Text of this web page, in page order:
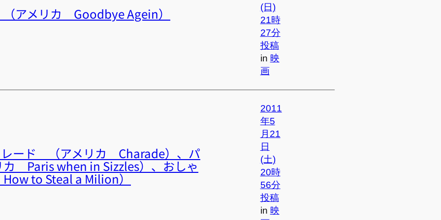
アメリカ Goodbye Agein）
(日)
21時
27分
投稿
in 映
画
ード （アメリカ Charade）、パ
Paris when in Sizzles）、おしゃ
to Steal a Milion）
2011
年5
月21
日
(土)
20時
56分
投稿
in 映